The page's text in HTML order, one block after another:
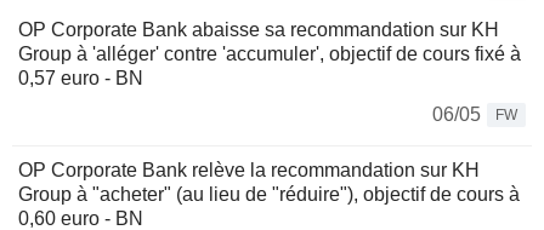
OP Corporate Bank abaisse sa recommandation sur KH
Group à 'alléger' contre 'accumuler', objectif de cours fixé à
0,57 euro - BN
06/05
FW
OP Corporate Bank relève la recommandation sur KH
Group à "acheter" (au lieu de "réduire"), objectif de cours à
0,60 euro - BN